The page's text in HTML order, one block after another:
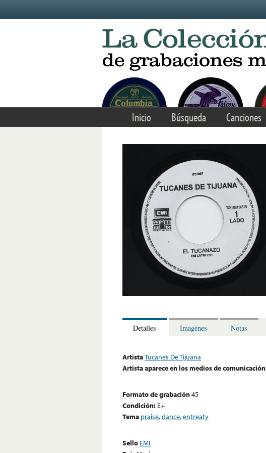
Inicio Búsqueda Canciones
Detalles Imagenes Notas
ArtistaTucanes De Tijuana
Artista aparece en los medios de comunicación
Formato de grabación45
Condición: E+
Tema praise,dance,entreaty
Sello EMI